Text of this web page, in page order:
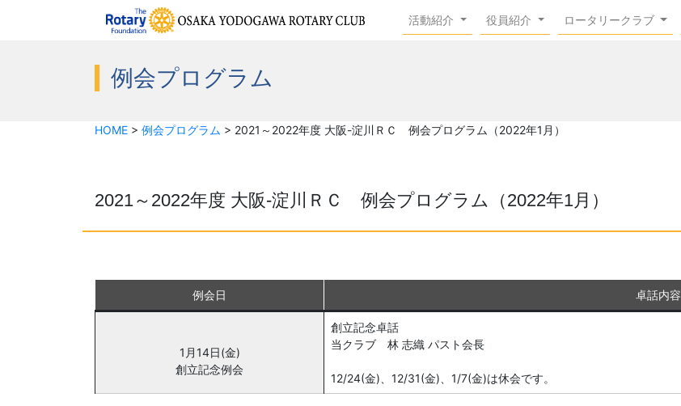
活動紹介 役員紹介 ロータリークラブ
例会プログラム
HOME > 例会プログラム > 2021～2022年度 大阪-淀川ＲＣ 例会プログラム（2022年1月）
2021～2022年度 大阪-淀川ＲＣ 例会プログラム（2022年1月）
例会日 卓話内容
1月14日(金)
創立記念例会
創立記念卓話
当クラブ 林 志織 パスト会長
12/24(金)、12/31(金)、1/7(金)は休会です。